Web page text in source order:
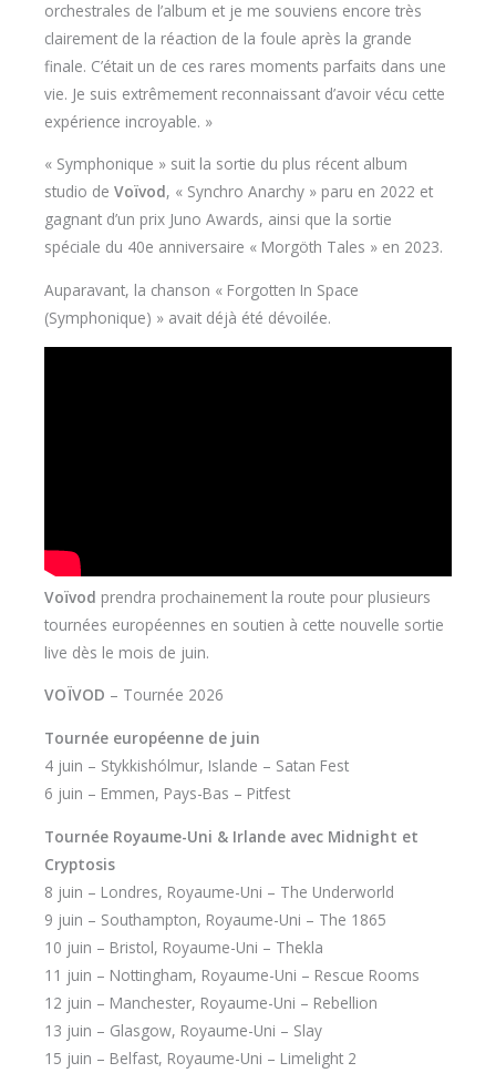
orchestrales de l’album et je me souviens encore très
clairement de la réaction de la foule après la grande
finale. C’était un de ces rares moments parfaits dans une
vie. Je suis extrêmement reconnaissant d’avoir vécu cette
expérience incroyable. »
« Symphonique » suit la sortie du plus récent album
studio de Voïvod, « Synchro Anarchy » paru en 2022 et
gagnant d’un prix Juno Awards, ainsi que la sortie
spéciale du 40e anniversaire « Morgöth Tales » en 2023.
Auparavant, la chanson « Forgotten In Space
(Symphonique) » avait déjà été dévoilée.
Voïvod prendra prochainement la route pour plusieurs
tournées européennes en soutien à cette nouvelle sortie
live dès le mois de juin.
VOÏVOD – Tournée 2026
Tournée européenne de juin
4 juin – Stykkishólmur, Islande – Satan Fest
6 juin – Emmen, Pays-Bas – Pitfest
Tournée Royaume-Uni & Irlande avec Midnight et
Cryptosis
8 juin – Londres, Royaume-Uni – The Underworld
9 juin – Southampton, Royaume-Uni – The 1865
10 juin – Bristol, Royaume-Uni – Thekla
11 juin – Nottingham, Royaume-Uni – Rescue Rooms
12 juin – Manchester, Royaume-Uni – Rebellion
13 juin – Glasgow, Royaume-Uni – Slay
15 juin – Belfast, Royaume-Uni – Limelight 2